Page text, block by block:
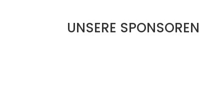
UNSERE SPONSOREN